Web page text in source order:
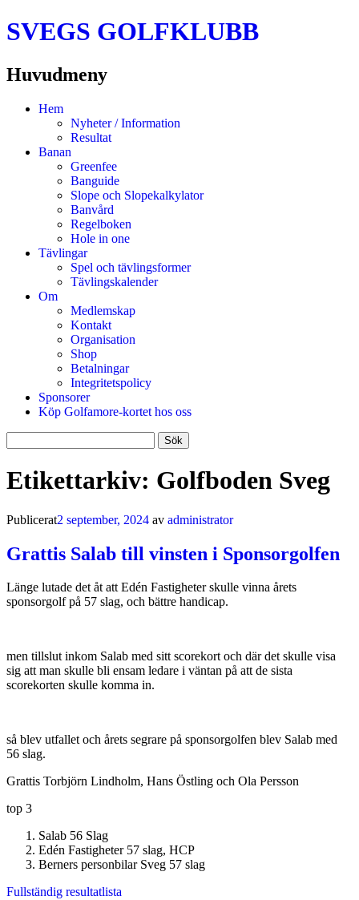
SVEGS GOLFKLUBB
Huvudmeny
HoppaHem
Nyheter / Information
Resultat
Banan
Greenfee
Banguide
Slope och Slopekalkylator
Banvård
Regelboken
Hole in one
Tävlingar
Spel och tävlingsformer
Tävlingskalender
Om
Medlemskap
Kontakt
Organisation
Shop
Betalningar
Integritetspolicy
Sponsorer
Köp Golfamore-kortet hos oss
efter:
Etikettarkiv: Golfboden Sveg
Publicerat2 september, 2024 av administrator
Grattis Salab till vinsten i Sponsorgolfen
Länge lutade det åt att Edén Fastigheter skulle vinna årets
sponsorgolf på 57 slag, och bättre handicap.
men tillslut inkom Salab med sitt scorekort och där det skulle visa
sig att man skulle bli ensam ledare i väntan på att de sista
scorekorten skulle komma in.
så blev utfallet och årets segrare på sponsorgolfen blev Salab med
56 slag.
Grattis Torbjörn Lindholm, Hans Östling och Ola Persson
top 3
Salab 56 Slag
Edén Fastigheter 57 slag, HCP
Berners personbilar Sveg 57 slag
Fullständig resultatlista